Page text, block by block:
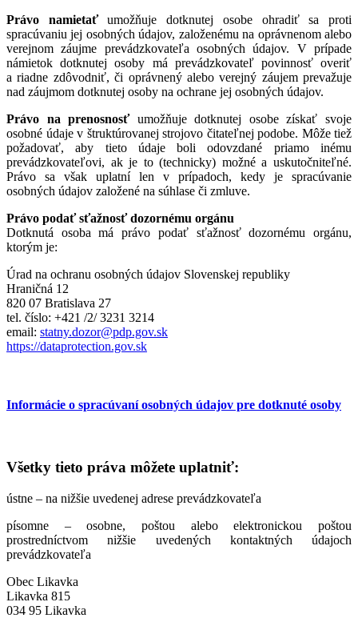
Právo namietaťumožňuje dotknutej osobe ohradiť sa proti
spracúvaniu jej osobných údajov, založenému na oprávnenom alebo
verejnom záujme prevádzkovateľa osobných údajov. V prípade
námietok dotknutej osoby má prevádzkovateľ povinnosť overiť
a riadne zdôvodniť, či oprávnený alebo verejný záujem prevažuje
nad záujmom dotknutej osoby na ochrane jej osobných údajov.
Právo na prenosnosťumožňuje dotknutej osobe získať svoje
osobné údaje v štruktúrovanej strojovo čitateľnej podobe. Môže tiež
požadovať, aby tieto údaje boli odovzdané priamo inému
prevádzkovateľovi, ak je to (technicky) možné a uskutočniteľné.
Právo sa však uplatní len v prípadoch, kedy je spracúvanie
osobných údajov založené na súhlase či zmluve.
Právo podať sťažnosť dozornému orgánu
Dotknutá osoba má právo podať sťažnosť dozornému orgánu,
ktorým je:
Úrad na ochranu osobných údajov Slovenskej republiky
Hraničná 12
820 07 Bratislava 27
tel. číslo: +421 /2/ 3231 3214
email: statny.dozor@pdp.gov.sk
https://dataprotection.gov.sk
Informácie o spracúvaní osobných údajov pre dotknuté osoby
Všetky tieto práva môžete uplatniť:
ústne – na nižšie uvedenej adrese prevádzkovateľa
písomne – osobne, poštou alebo elektronickou poštou
prostredníctvom nižšie uvedených kontaktných údajoch
prevádzkovateľa
Obec Likavka
Likavka 815
034 95 Likavka